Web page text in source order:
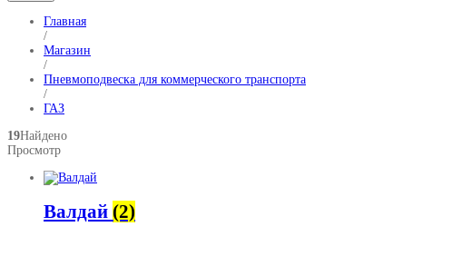
Главная
/
Магазин
/
Пневмоподвеска для коммерческого транспорта
/
ГАЗ
19Найдено
Просмотр
Валдай (2)